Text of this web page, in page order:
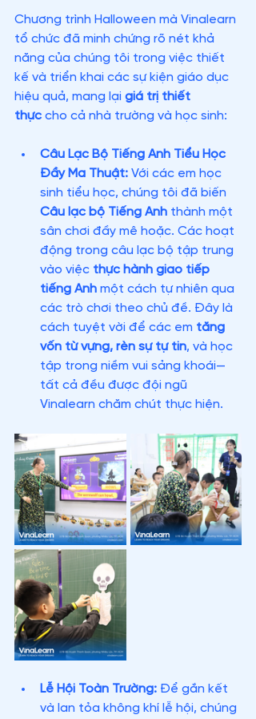
Chương trình Halloween mà Vinalearn
tổ chức đã minh chứng rõ nét khả
năng của chúng tôi trong việc thiết
kế và triển khai các sự kiện giáo dục
hiệu quả, mang lại giá trị thiết
thực cho cả nhà trường và học sinh:
Câu Lạc Bộ Tiếng Anh Tiểu Học
Đầy Ma Thuật: Với các em học
sinh tiểu học, chúng tôi đã biến
Câu lạc bộ Tiếng Anh thành một
sân chơi đầy mê hoặc. Các hoạt
động trong câu lạc bộ tập trung
vào việc thực hành giao tiếp
tiếng Anh một cách tự nhiên qua
các trò chơi theo chủ đề. Đây là
cách tuyệt vời để các em tăng
vốn từ vựng, rèn sự tự tin, và học
tập trong niềm vui sảng khoái—
tất cả đều được đội ngũ
Vinalearn chăm chút thực hiện.
Lễ Hội Toàn Trường: Để gắn kết
và lan tỏa không khí lễ hội, chúng